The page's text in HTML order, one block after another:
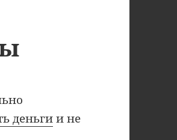
деньгии не